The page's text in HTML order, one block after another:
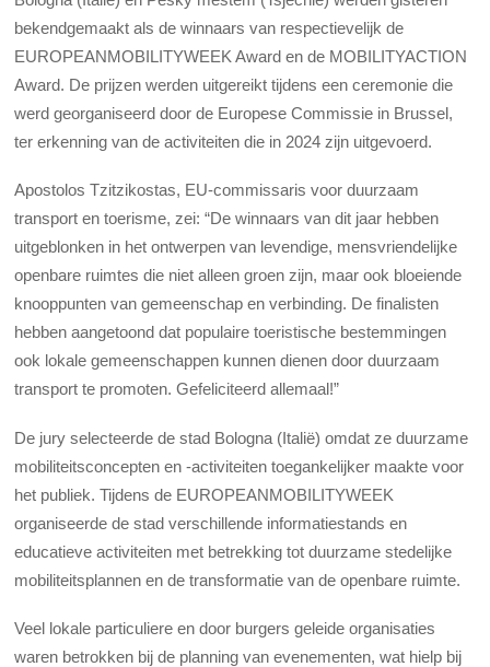
bekendgemaakt als de winnaars van respectievelijk de
EUROPEANMOBILITYWEEK Award en de MOBILITYACTION
Award. De prijzen werden uitgereikt tijdens een ceremonie die
werd georganiseerd door de Europese Commissie in Brussel,
ter erkenning van de activiteiten die in 2024 zijn uitgevoerd.
Apostolos Tzitzikostas, EU-commissaris voor duurzaam
transport en toerisme, zei: “De winnaars van dit jaar hebben
uitgeblonken in het ontwerpen van levendige, mensvriendelijke
openbare ruimtes die niet alleen groen zijn, maar ook bloeiende
knooppunten van gemeenschap en verbinding. De finalisten
hebben aangetoond dat populaire toeristische bestemmingen
ook lokale gemeenschappen kunnen dienen door duurzaam
transport te promoten. Gefeliciteerd allemaal!”
De jury selecteerde de stad Bologna (Italië) omdat ze duurzame
mobiliteitsconcepten en -activiteiten toegankelijker maakte voor
het publiek. Tijdens de EUROPEANMOBILITYWEEK
organiseerde de stad verschillende informatiestands en
educatieve activiteiten met betrekking tot duurzame stedelijke
mobiliteitsplannen en de transformatie van de openbare ruimte.
Veel lokale particuliere en door burgers geleide organisaties
waren betrokken bij de planning van evenementen, wat hielp bij